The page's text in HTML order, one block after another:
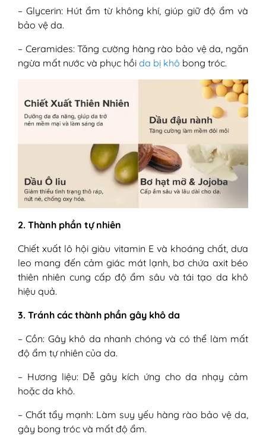
– Glycerin: Hút ẩm từ không khí, giúp giữ độ ẩm và
bảo vệ da.
– Ceramides: Tăng cường hàng rào bảo vệ da, ngăn
ngừa mất nước và phục hồi da bị khô bong tróc.
2. Thành phần tự nhiên
Chiết xuất lô hội giàu vitamin E và khoáng chất, dưa
leo mang đến cảm giác mát lạnh, bơ chứa axit béo
thiên nhiên cung cấp độ ẩm sâu và tái tạo da khô
hiệu quả.
3. Tránh các thành phần gây khô da
– Cồn: Gây khô da nhanh chóng và có thể làm mất
độ ẩm tự nhiên của da.
– Hương liệu: Dễ gây kích ứng cho da nhạy cảm
hoặc da khô.
– Chất tẩy mạnh: Làm suy yếu hàng rào bảo vệ da,
gây bong tróc và mất độ ẩm.